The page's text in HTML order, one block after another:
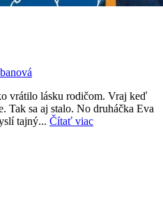
vrátilo lásku rodičom. Vraj keď
Tak sa aj stalo. No druháčka Eva
tajný... Čítať viac